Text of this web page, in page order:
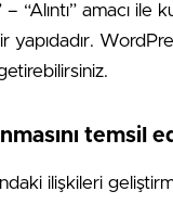
“Alıntı” amacı ile
yapıdadır.
temsil
ilişkileri